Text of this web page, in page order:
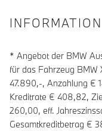
INFORMATION
* Angebot der BMW
für das Fahrzeug
47.890,-, Anzahlung €
Kreditrate € 408,82,
260,00, eff.
Gesamtkreditbetrag €